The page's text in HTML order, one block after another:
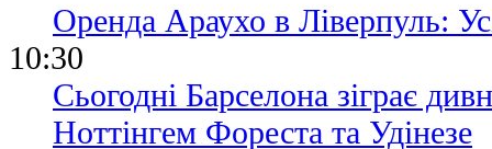
Оренда Араухо в Ліверпуль:
10:30
Сьогодні Барселона зіграє
Ноттінгем Фореста та Удінезе